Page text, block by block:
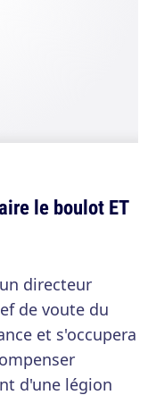
le boulot ET
directeur
de voute du
et s'occupera
d'une légion